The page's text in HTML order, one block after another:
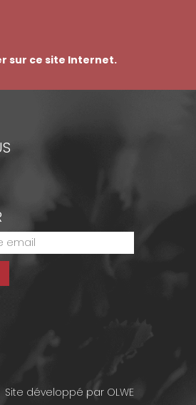
sur ce site Internet.
Site développé par OLWE